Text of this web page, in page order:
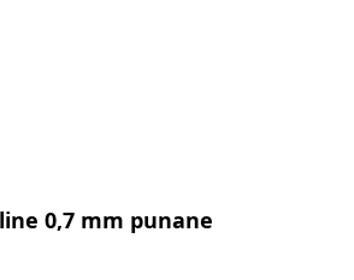
0,7 mm punane